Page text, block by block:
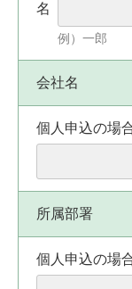
名
例）一郎
会社名
個人申込の場
所属部署
個人申込の場